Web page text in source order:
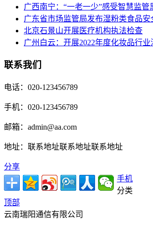
广西南宁：“一老一少”感受智慧监管
广东省市场监管局发布湿粉类食品安
北京石景山开展医疗机构执法检查
广州白云：开展2022年度化妆品行
联系我们
电话：020-123456789
手机：020-123456789
邮箱：admin@aa.com
地址：联系地址联系地址联系地址
分享
手机
分类
顶部
云南瑞阳通信有限公司